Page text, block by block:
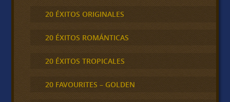
20 ÉXITOS ORIGINALES
20 ÉXITOS ROMÁNTICAS
20 ÉXITOS TROPICALES
20 FAVOURITES – GOLDEN